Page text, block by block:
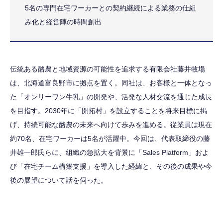
5名の専門在宅ワーカーとの契約継続による業務の仕組
み化と経営陣の時間創出
伝統ある酪農と地域資源の可能性を追求する有限会社藤井牧場
は、北海道富良野市に拠点を置く。同社は、お客様と一体となっ
た「オンリーワン牛乳」の開発や、活発な人材交流を通じた成長
を目指す。2030年に「開拓村」を設立することを将来目標に掲
げ、持続可能な酪農の未来へ向けて歩みを進める。従業員は現在
約70名、在宅ワーカーは5名が活躍中。今回は、代表取締役の藤
井雄一郎氏らに、組織の急拡大を背景に「Sales Platform」およ
び「在宅チーム構築支援」を導入した経緯と、その後の成果や今
後の展望について話を伺った。